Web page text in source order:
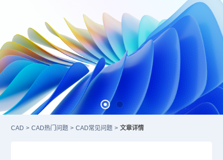
CAD > CAD热门问题 > CAD常见问题 > 文章详情